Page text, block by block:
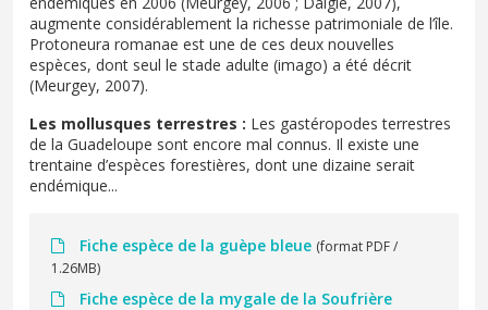
augmente considérablement la richesse patrimoniale de l’île.
Protoneura romanae est une de ces deux nouvelles
espèces, dont seul le stade adulte (imago) a été décrit
(Meurgey, 2007).
Les mollusques terrestres : Les gastéropodes terrestres
de la Guadeloupe sont encore mal connus. Il existe une
trentaine d’espèces forestières, dont une dizaine serait
endémique...
Fiche espèce de la guèpe bleue (format PDF /
1.26MB)
Fiche espèce de la mygale de la Soufrière